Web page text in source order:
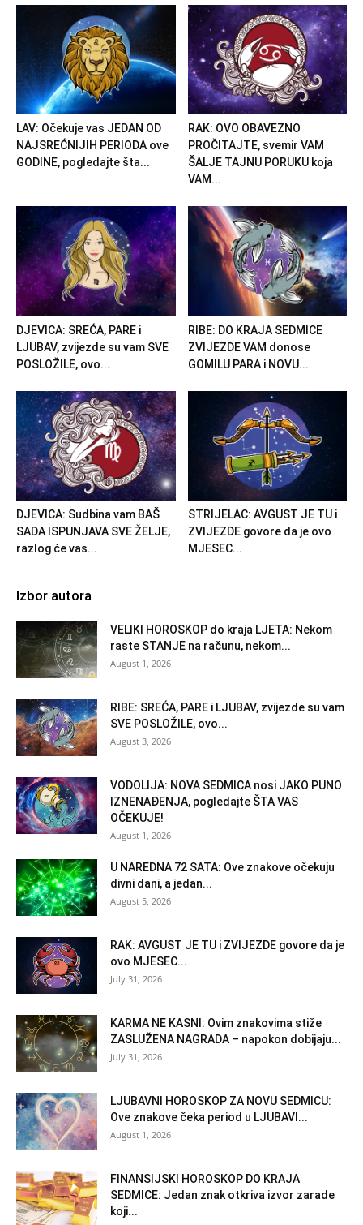
LAV: Očekuje vas JEDAN OD
NAJSREĆNIJIH PERIODA ove
GODINE, pogledajte šta...
RAK: OVO OBAVEZNO
PROČITAJTE, svemir VAM
ŠALJE TAJNU PORUKU koja
VAM...
DJEVICA: SREĆA, PARE i
LJUBAV, zvijezde su vam SVE
POSLOŽILE, ovo...
RIBE: DO KRAJA SEDMICE
ZVIJEZDE VAM donose
GOMILU PARA i NOVU...
DJEVICA: Sudbina vam BAŠ
SADA ISPUNJAVA SVE ŽELJE,
razlog će vas...
STRIJELAC: AVGUST JE TU i
ZVIJEZDE govore da je ovo
MJESEC...
Izbor autora
VELIKI HOROSKOP do kraja LJETA: Nekom
raste STANJE na računu, nekom...
August 1, 2026
RIBE: SREĆA, PARE i LJUBAV, zvijezde su vam
SVE POSLOŽILE, ovo...
August 3, 2026
VODOLIJA: NOVA SEDMICA nosi JAKO PUNO
IZNENAĐENJA, pogledajte ŠTA VAS
OČEKUJE!
August 1, 2026
U NAREDNA 72 SATA: Ove znakove očekuju
divni dani, a jedan...
August 5, 2026
RAK: AVGUST JE TU i ZVIJEZDE govore da je
ovo MJESEC...
July 31, 2026
KARMA NE KASNI: Ovim znakovima stiže
ZASLUŽENA NAGRADA – napokon dobijaju...
July 31, 2026
LJUBAVNI HOROSKOP ZA NOVU SEDMICU:
Ove znakove čeka period u LJUBAVI...
August 1, 2026
FINANSIJSKI HOROSKOP DO KRAJA
SEDMICE: Jedan znak otkriva izvor zarade
koji...